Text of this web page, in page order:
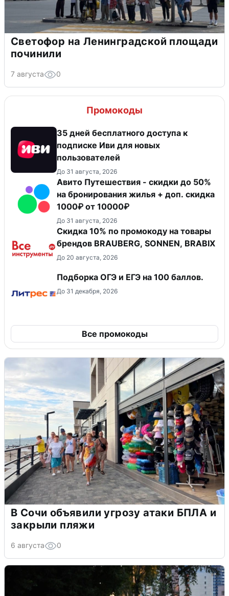
Светофор на Ленинградской площади
починили
7 августа 0
Промокоды
35 дней бесплатного доступа к
подписке Иви для новых
пользователей
До 31 августа, 2026
Авито Путешествия - скидки до 50%
на бронирования жилья + доп. скидка
1000₽ от 10000₽
До 31 августа, 2026
Скидка 10% по промокоду на товары
брендов BRAUBERG, SONNEN, BRABIX
До 20 августа, 2026
Подборка ОГЭ и ЕГЭ на 100 баллов.
До 31 декабря, 2026
Все промокоды
В Сочи объявили угрозу атаки БПЛА и
закрыли пляжи
6 августа 0